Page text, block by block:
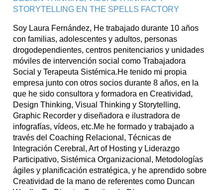
STORYTELLING EN THE SPELLS FACTORY
Soy Laura Fernández, He trabajado durante 10 años
con familias, adolescentes y adultos, personas
drogodependientes, centros penitenciarios y unidades
móviles de intervención social como Trabajadora
Social y Terapeuta Sistémica.He tenido mi propia
empresa junto con otros socios durante 8 años, en la
que he sido consultora y formadora en Creatividad,
Design Thinking, Visual Thinking y Storytelling,
Graphic Recorder y diseñadora e ilustradora de
infografías, vídeos, etc.Me he formado y trabajado a
través del Coaching Relacional, Técnicas de
Integración Cerebral, Art of Hosting y Liderazgo
Participativo, Sistémica Organizacional, Metodologías
ágiles y planificación estratégica, y he aprendido sobre
Creatividad de la mano de referentes como Duncan